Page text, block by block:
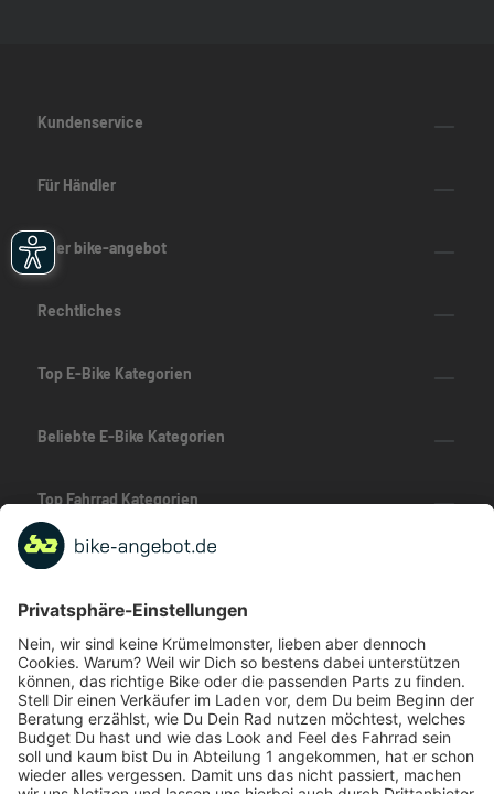
Kundenservice
Für Händler
Über bike-angebot
Rechtliches
Top E-Bike Kategorien
Beliebte E-Bike Kategorien
Top Fahrrad Kategorien
Beliebte Fahrrad-Kategorien
Marken-Highlights
TOP-Marken
ZAHLUNGSARTEN / RATENKAUF